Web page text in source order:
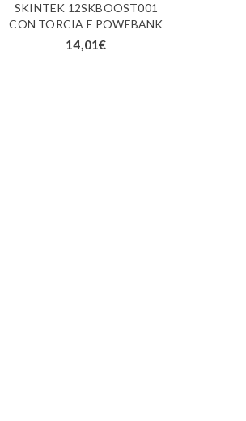
SKINTEK 12SKBOOST001
CON TORCIA E POWEBANK
14,01€